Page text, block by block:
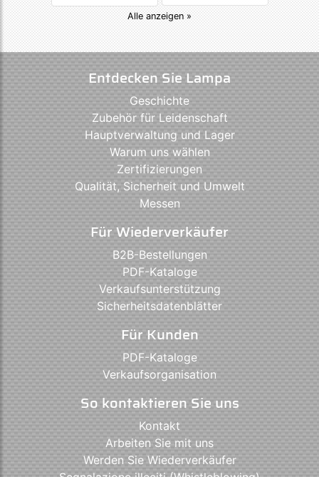
Alle anzeigen »
Entdecken Sie Lampa
Geschichte
Zubehör für Leidenschaft
Hauptverwaltung und Lager
Warum uns wählen
Zertifizierungen
Qualität, Sicherheit und Umwelt
Messen
Für Wiederverkäufer
B2B-Bestellungen
PDF-Kataloge
Verkaufsunterstützung
Sicherheitsdatenblätter
Für Kunden
PDF-Kataloge
Verkaufsorganisation
So kontaktieren Sie uns
Kontakt
Arbeiten Sie mit uns
Werden Sie Wiederverkäufer